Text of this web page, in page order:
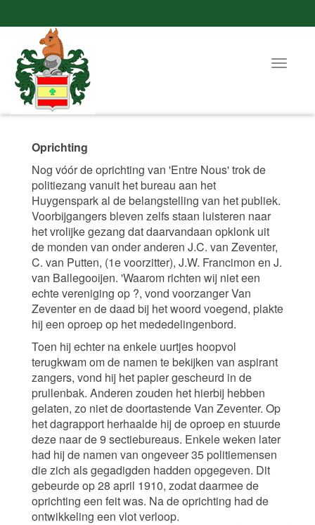
Toggle
Oprichting
Nog vóór de oprichting van 'Entre Nous' trok de
politiezang vanuit het bureau aan het
Huygenspark al de belangstelling van het publiek.
Voorbijgangers bleven zelfs staan luisteren naar
het vrolijke gezang dat daarvandaan opklonk uit
de monden van onder anderen J.C. van Zeventer,
C. van Putten, (1e voorzitter), J.W. Francimon en J.
van Ballegooijen. 'Waarom richten wij niet een
echte vereniging op ?, vond voorzanger Van
Zeventer en de daad bij het woord voegend, plakte
hij een oproep op het mededelingenbord.
Toen hij echter na enkele uurtjes hoopvol
terugkwam om de namen te bekijken van aspirant
zangers, vond hij het papier gescheurd in de
prullenbak. Anderen zouden het hierbij hebben
gelaten, zo niet de doortastende Van Zeventer. Op
het dagrapport herhaalde hij de oproep en stuurde
deze naar de 9 sectiebureaus. Enkele weken later
had hij de namen van ongeveer 35 politiemensen
die zich als gegadigden hadden opgegeven. Dit
gebeurde op 28 april 1910, zodat daarmee de
oprichting een feit was. Na de oprichting had de
ontwikkeling een vlot verloop.